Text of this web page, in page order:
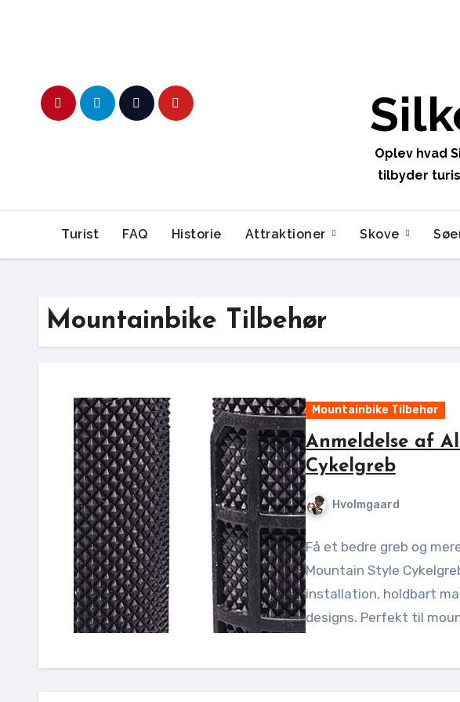
Oplev hvad
tilbyder
Turist FAQ Historie Attraktioner Skove
Mountainbike Tilbehør
Mountainbike Tilbehør
Anmeldelse af
Cykelgreb
Hvolmgaard
Få et bedre greb og
Mountain Style
installation, holdbart
designs. Perfekt til